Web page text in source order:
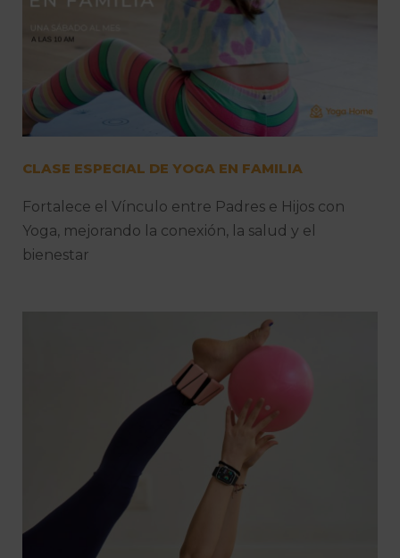
CLASE ESPECIAL DE YOGA EN FAMILIA
Fortalece el Vínculo entre Padres e Hijos con
Yoga, mejorando la conexión, la salud y el
bienestar